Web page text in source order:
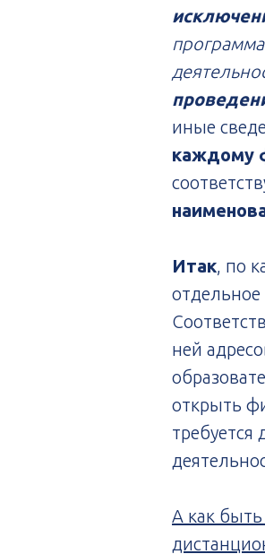
иные
каждому
Итак, по
ней
открыть
А как